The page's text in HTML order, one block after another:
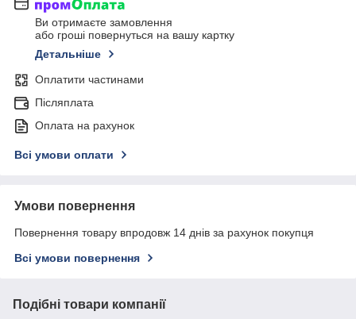
Ви отримаєте замовлення
або гроші повернуться на вашу картку
Детальніше
Оплатити частинами
Післяплата
Оплата на рахунок
Всі умови оплати
Умови повернення
Повернення товару впродовж 14 днів за рахунок покупця
Всі умови повернення
Подібні товари компанії